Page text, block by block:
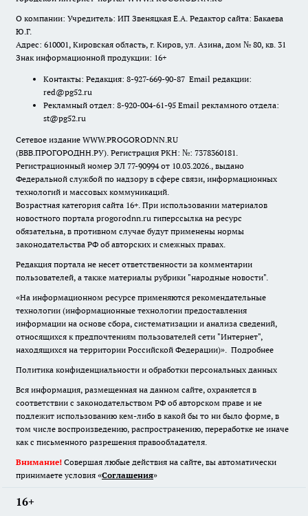
О компании: Учредитель: ИП Звеняцкая Е.А. Редактор сайта: Бакаева
Ю.Г.
Адрес: 610001, Кировская область, г. Киров, ул. Азина, дом № 80, кв. 31
Знак информационной продукции: 16+
Контакты: Редакция: 8-927-669-90-87 Email редакции:
red@pg52.ru
Рекламный отдел: 8-920-004-61-95 Email рекламного отдела:
st@pg52.ru
Сетевое издание WWW.PROGORODNN.RU
(ВВВ.ПРОГОРОДНН.РУ). Регистрация РКН: №: 7378360181.
Регистрационный номер ЭЛ 77-90994 от 10.03.2026., выдано
Федеральной службой по надзору в сфере связи, информационных
технологий и массовых коммуникаций.
Возрастная категория сайта 16+. При использовании материалов
новостного портала progorodnn.ru гиперссылка на ресурс
обязательна, в противном случае будут применены нормы
законодательства РФ об авторских и смежных правах.
Редакция портала не несет ответственности за комментарии
пользователей, а также материалы рубрики "народные новости".
«На информационном ресурсе применяются рекомендательные
технологии (информационные технологии предоставления
информации на основе сбора, систематизации и анализа сведений,
относящихся к предпочтениям пользователей сети "Интернет",
находящихся на территории Российской Федерации)». Подробнее
Политика конфиденциальности и обработки персональных данных
Вся информация, размещенная на данном сайте, охраняется в
соответствии с законодательством РФ об авторском праве и не
подлежит использованию кем-либо в какой бы то ни было форме, в
том числе воспроизведению, распространению, переработке не иначе
как с письменного разрешения правообладателя.
Внимание! Совершая любые действия на сайте, вы автоматически
принимаете условия «Cоглашения»
16+